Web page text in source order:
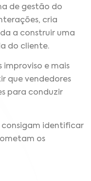
de gestão do
cria
a construir uma
do cliente.
improviso e mais
que vendedores
para conduzir
consigam identificar
os